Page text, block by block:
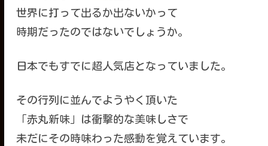
世界に打って出るか出ないかって
時期だったのではないでしょうか。
日本でもすでに超人気店となっていました。
その行列に並んでようやく頂いた
「赤丸新味」は衝撃的な美味しさで
未だにその時味わった感動を覚えています。